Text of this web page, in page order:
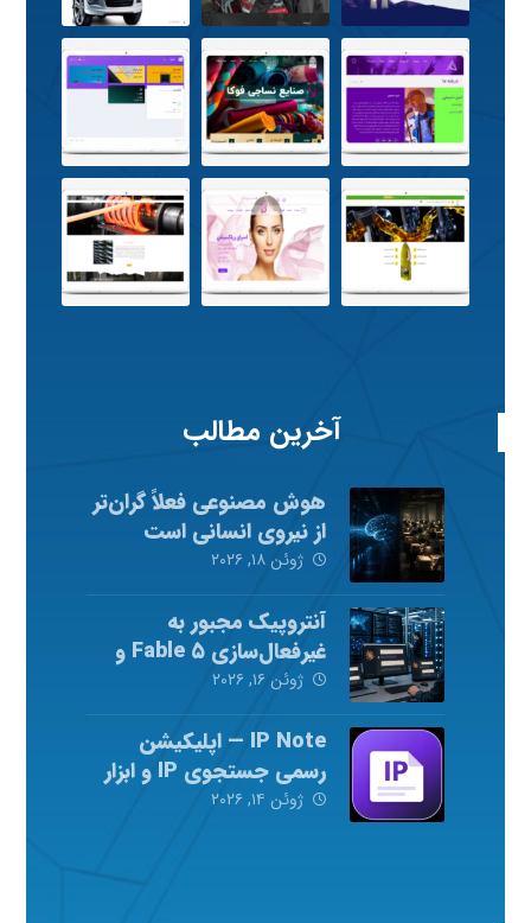
آخرین مطالب
هوش مصنوعی فعلاً گران‌تر
از نیروی انسانی است
ژوئن ۱۸, ۲۰۲۶
آنتروپیک مجبور به
غیرفعال‌سازی Fable ۵ و
Mythos ۵ شد
ژوئن ۱۶, ۲۰۲۶
IP Note — اپلیکیشن
رسمی جستجوی IP و ابزار
شبکه
ژوئن ۱۴, ۲۰۲۶